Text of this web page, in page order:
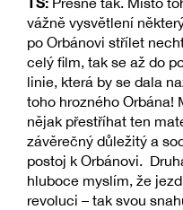
vážně vysvětlení
po Orbánovi střílet
celý film, tak se až do
linie, která by se dala
toho hrozného Orbána!
nějak přestříhat ten
závěrečný důležitý a
postoj k Orbánovi.
hluboce myslím, že
revoluci – tak svou